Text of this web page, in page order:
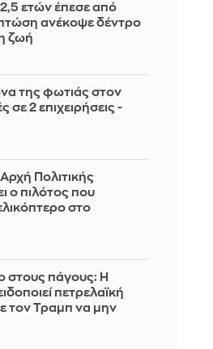
ετών έπεσε από
ανέκοψε δέντρο
ζωή
της φωτιάς στον
σε 2 επιχειρήσεις -
Πολιτικής
ο πιλότος που
στο
στους πάγους: Η
πετρελαϊκή
τον Τραμπ να μην